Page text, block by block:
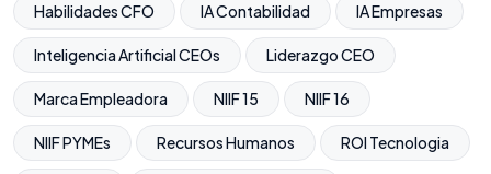
Habilidades CFO IA Contabilidad IA Empresas
Inteligencia Artificial CEOs Liderazgo CEO
Marca Empleadora NIIF 15 NIIF 16
NIIF PYMEs Recursos Humanos ROI Tecnologia